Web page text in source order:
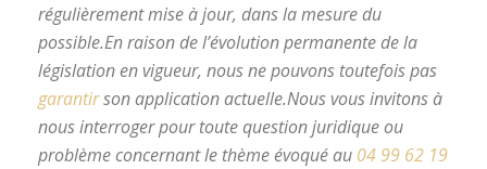
régulièrement mise à jour, dans la mesure du
possible.En raison de l’évolution permanente de la
législation en vigueur, nous ne pouvons toutefois pas
garantirson application actuelle.Nous vous invitons à
nous interroger pour toute question juridique ou
problème concernant le thème évoqué au 04 99 62 19